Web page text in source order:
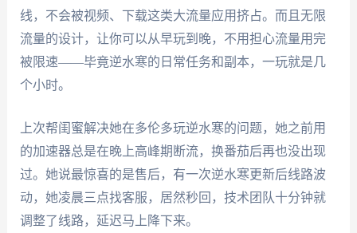
线，不会被视频、下载这类大流量应用挤占。而且无限
流量的设计，让你可以从早玩到晚，不用担心流量用完
被限速——毕竟逆水寒的日常任务和副本，一玩就是几
个小时。
上次帮闺蜜解决她在多伦多玩逆水寒的问题，她之前用
的加速器总是在晚上高峰期断流，换番茄后再也没出现
过。她说最惊喜的是售后，有一次逆水寒更新后线路波
动，她凌晨三点找客服，居然秒回，技术团队十分钟就
调整了线路，延迟马上降下来。